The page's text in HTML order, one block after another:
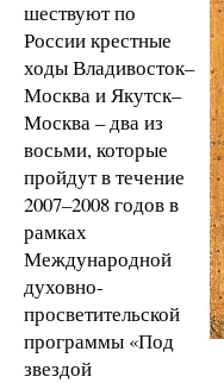
шествуют по
России крестные
ходы Владивосток–
Москва и Якутск–
Москва – два из
восьми, которые
пройдут в течение
2007–2008 годов в
рамках
Международной
духовно-
просветительской
программы «Под
звездой